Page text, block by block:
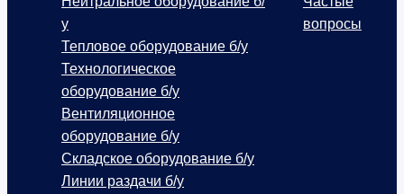
у
Тепловое оборудование б/у
Технологическое
оборудование б/у
Вентиляционное
оборудование б/у
Складское оборудование б/у
Линии раздачи б/у
вопросы